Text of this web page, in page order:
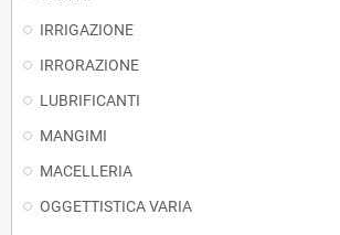
IRRIGAZIONE
IRRORAZIONE
LUBRIFICANTI
MANGIMI
MACELLERIA
OGGETTISTICA VARIA